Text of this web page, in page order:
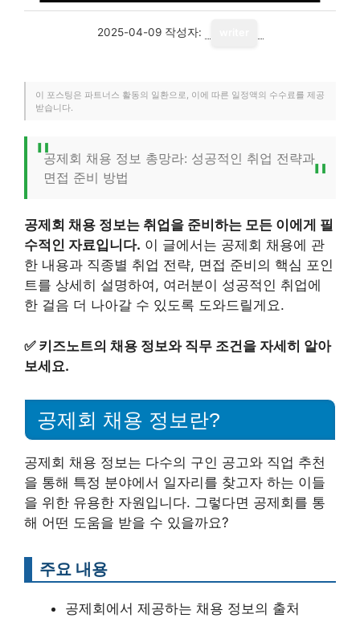
2025-04-09 작성자:
이 포스팅은 파트너스 활동의 일환으로, 이에 따른 일정액의 수수료를 제공
받습니다.
공제회 채용 정보 총망라: 성공적인 취업 전략과
면접 준비 방법
공제회 채용 정보는 취업을 준비하는 모든 이에게 필
수적인 자료입니다. 이 글에서는 공제회 채용에 관
한 내용과 직종별 취업 전략, 면접 준비의 핵심 포인
트를 상세히 설명하여, 여러분이 성공적인 취업에
한 걸음 더 나아갈 수 있도록 도와드릴게요.
✅ 키즈노트의 채용 정보와 직무 조건을 자세히 알아
보세요.
공제회 채용 정보란?
공제회 채용 정보는 다수의 구인 공고와 직업 추천
을 통해 특정 분야에서 일자리를 찾고자 하는 이들
을 위한 유용한 자원입니다. 그렇다면 공제회를 통
해 어떤 도움을 받을 수 있을까요?
주요 내용
공제회에서 제공하는 채용 정보의 출처